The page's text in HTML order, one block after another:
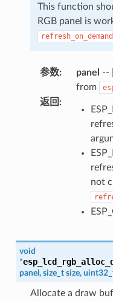
This function
RGB panel is
refresh_on_demand
参数: panel --
from
返回 :
not
void
*
panel , size_t size,
Allocate a draw